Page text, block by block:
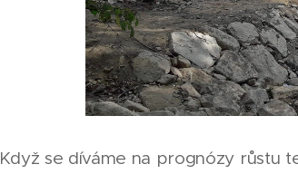
Když se díváme na prognózy růstu